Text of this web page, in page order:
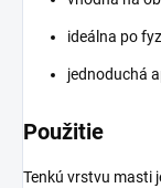
ideálna po
jednoduchá
Použitie
Tenkú vrstvu masti